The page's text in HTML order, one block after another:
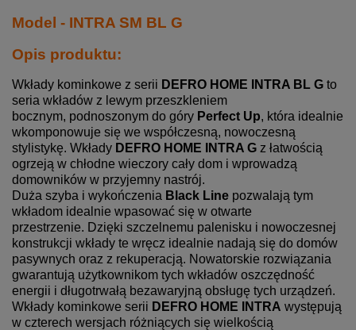
Model - INTRA SM BL G
Opis produktu:
Wkłady kominkowe z serii DEFRO HOME INTRA BL G to
seria wkładów z lewym przeszkleniem
bocznym, podnoszonym do góry Perfect Up, która idealnie
wkomponowuje się we współczesną, nowoczesną
stylistykę. Wkłady DEFRO HOME INTRA G z łatwością
ogrzeją w chłodne wieczory cały dom i wprowadzą
domowników w przyjemny nastrój.
Duża szyba i wykończenia Black Line pozwalają tym
wkładom idealnie wpasować się w otwarte
przestrzenie. Dzięki szczelnemu palenisku i nowoczesnej
konstrukcji wkłady te wręcz idealnie nadają się do domów
pasywnych oraz z rekuperacją. Nowatorskie rozwiązania
gwarantują użytkownikom tych wkładów oszczędność
energii i długotrwałą bezawaryjną obsługę tych urządzeń.
Wkłady kominkowe serii DEFRO HOME INTRA występują
w czterech wersjach różniących się wielkością